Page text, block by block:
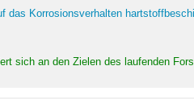
das Korrosionsverhalten
sich an den Zielen des laufenden